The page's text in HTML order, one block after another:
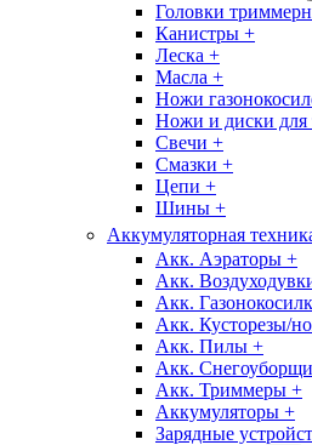
Головки
Канистры +
Леска +
Масла +
Ножи
Ножи и диски для
Свечи +
Смазки +
Цепи +
Шины +
Аккумуляторная
Акк. Аэраторы +
Акк.
Акк.
Акк. Кусторезы/
Акк. Пилы +
Акк.
Акк. Триммеры +
Аккумуляторы +
Зарядные